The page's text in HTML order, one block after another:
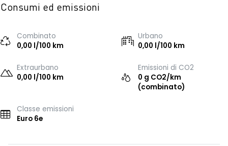
Consumi ed emissioni
Combinato
0,00 l/100 km
Urbano
0,00 l/100 km
Extraurbano
0,00 l/100 km
Emissioni di CO2
0 g CO2/km
(combinato)
Classe emissioni
Euro 6e